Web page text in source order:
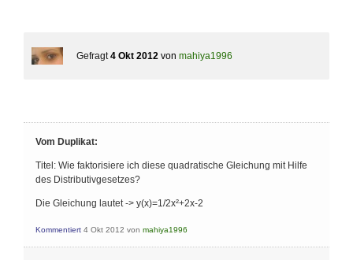
Gefragt 4 Okt 2012 von mahiya1996
Vom Duplikat:
Titel: Wie faktorisiere ich diese quadratische Gleichung mit Hilfe
des Distributivgesetzes?
Die Gleichung lautet -> y(x)=1/2x²+2x-2
Kommentiert 4 Okt 2012 von mahiya1996